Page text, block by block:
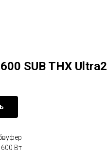
SUB THX Ultra2
Вт